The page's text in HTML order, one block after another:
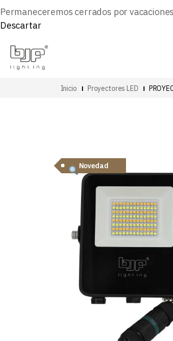
Permaneceremos cerrados por
Descartar
Inicio Proyectores LED
Novedad